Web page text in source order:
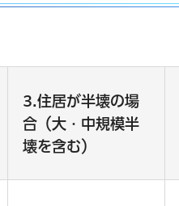
3.住居が半壊の場
合（大・中規模半
壊を含む）